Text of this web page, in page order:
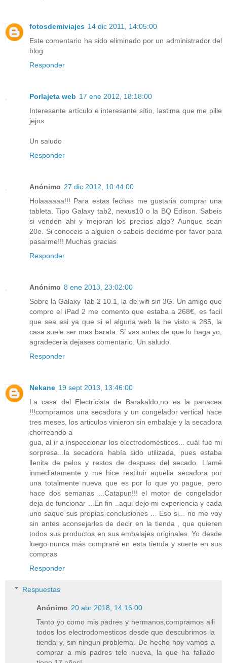
fotosdemiviajes 14 dic 2011, 14:05:00
Este comentario ha sido eliminado por un administrador del
blog.
Responder
Porlajeta web 17 ene 2012, 18:18:00
Interesante artículo e interesante sítio, lastima que me pille
jejos
Un saludo
Responder
Anónimo 27 dic 2012, 10:44:00
Holaaaaaa!!! Para estas fechas me gustaria comprar una
tableta. Tipo Galaxy tab2, nexus10 o la BQ Edison. Sabeis
si venden ahi y mejoran los precios algo? Aunque sean
20e. Si conoceis a alguien o sabeis decidme por favor para
pasarme!!! Muchas gracias
Responder
Anónimo 8 ene 2013, 23:02:00
Sobre la Galaxy Tab 2 10.1, la de wifi sin 3G. Un amigo que
compro el iPad 2 me comento que estaba a 268€, es facil
que sea asi ya que si el alguna web la he visto a 285, la
casa suele ser mas barata. Si vas antes de que lo haga yo,
agradeceria dejases comentario. Un saludo.
Responder
Nekane 19 sept 2013, 13:46:00
La casa del Electricista de Barakaldo,no es la panacea
!!!compramos una secadora y un congelador vertical hace
tres meses, los articulos vinieron sin embalaje y la secadora
chorreando a
gua, al ir a inspeccionar los electrodomésticos... cuál fue mi
sorpresa...la secadora había sido utilizada, pues estaba
llenita de pelos y restos de despues del secado. Llamé
inmediatamente y me hice restituir aquella secadora por
una totalmente nueva que es por lo que yo pague, pero
hace dos semanas ...Catapun!!! el motor de congelador
deja de funcionar ...En fin ..aqui dejo mi experiencia y cada
uno saque sus propias conclusiones ... Eso si... no me voy
sin antes aconsejarles de decir en la tienda , que quieren
todos sus productos en sus embalajes originales. Yo desde
luego nunca más compraré en esta tienda y suerte en sus
compras
Responder
Respuestas
Anónimo 20 abr 2018, 14:16:00
Tanto yo como mis padres y hermanos,compramos alli
todos los electrodomesticos desde que descubrimos la
tienda y, sin ningun problema. De hecho hoy vamos a
comprar a mis padres tele nueva, la que ha fallado